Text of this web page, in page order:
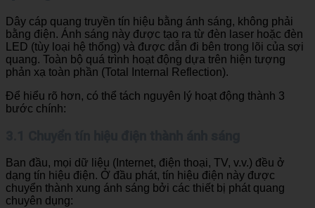
Dây cáp quang truyền tín hiệu bằng ánh sáng, không phải
bằng điện. Ánh sáng này được tạo ra từ đèn laser hoặc đèn
LED (tùy loại hệ thống) và được dẫn đi bên trong lõi của sợi
quang. Toàn bộ quá trình hoạt động dựa trên hiện tượng
phản xạ toàn phần (Total Internal Reflection).
Để hiểu rõ hơn, có thể tách nguyên lý hoạt động thành 3
bước chính:
Ban đầu, mọi dữ liệu (Internet, điện thoại, TV, v.v.) đều ở
dạng tín hiệu điện. Ở đầu phát, tín hiệu điện này được
chuyển thành xung ánh sáng bởi các thiết bị phát quang
chuyên dụng: